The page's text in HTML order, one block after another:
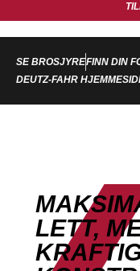
SE BROSJYREFINN DIN
DEUTZ-FAHR
LETT,